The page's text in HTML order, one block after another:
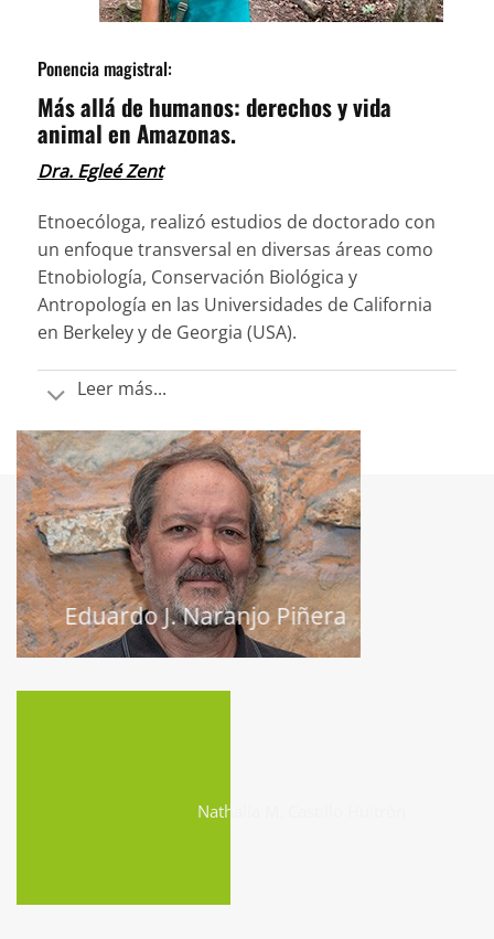
Ponencia magistral:
Más allá de humanos: derechos y vida
animal en Amazonas.
Dra. Egleé Zent
Etnoecóloga, realizó estudios de doctorado con
un enfoque transversal en diversas áreas como
Etnobiología, Conservación Biológica y
Antropología en las Universidades de California
en Berkeley y de Georgia (USA).
Leer más...
Eduardo J. Naranjo Piñera
Nathalia M. Castillo Huitrón